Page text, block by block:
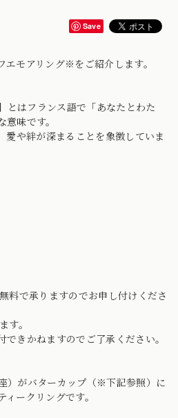
Save
エモアリング※をご紹介します。
はフランス語で「あなたとわた
味です。
や絆が深まることを象徴していま
料で承りますのでお申し付けくださ
す。
きかねますのでご了承ください。
）がバターカップ（※下記参照）に
ークリングです。